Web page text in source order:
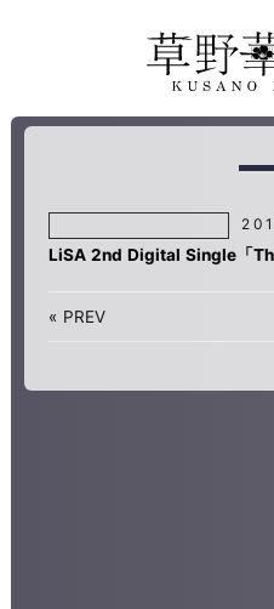
LiSA 2nd Digital Single「
« PREV